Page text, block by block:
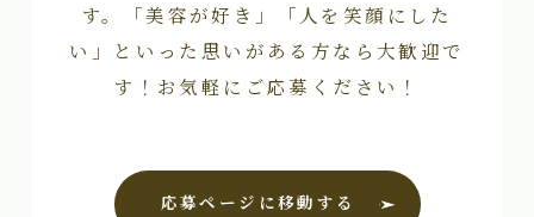
す。「美容が好き」「人を笑顔にした
い」といった思いがある方なら大歓迎で
す！お気軽にご応募ください！
応募ページに移動する